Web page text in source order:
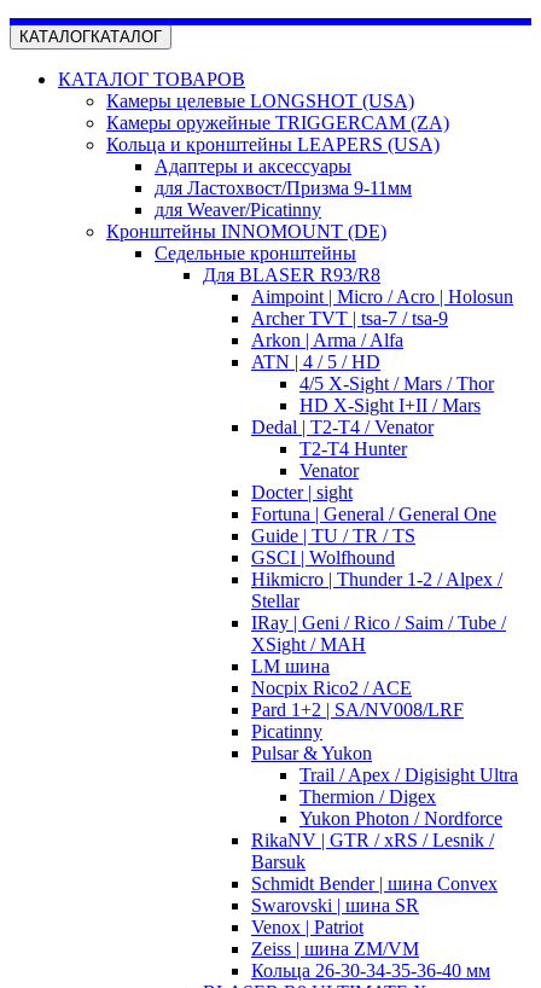
КАТАЛОГКАТАЛОГ
КАТАЛОГ ТОВАРОВ
Камеры целевые LONGSHOT (USA)
Камеры оружейные TRIGGERCAM (ZA)
Кольца и кронштейны LEAPERS (USA)
Адаптеры и аксессуары
для Ластохвост/Призма 9-11мм
для Weaver/Picatinny
Кронштейны INNOMOUNT (DE)
Седельные кронштейны
Для BLASER R93/R8
Aimpoint | Micro / Acro | Holosun
Archer TVT | tsa-7 / tsa-9
Arkon | Arma / Alfa
ATN | 4 / 5 / HD
4/5 X-Sight / Mars / Thor
HD X-Sight I+II / Mars
Dedal | T2-T4 / Venator
T2-T4 Hunter
Venator
Docter | sight
Fortuna | General / General One
Guide | TU / TR / TS
GSCI | Wolfhound
Hikmicro | Thunder 1-2 / Alpex /
Stellar
IRay | Geni / Rico / Saim / Tube /
XSight / MAH
LM шина
Nocpix Rico2 / ACE
Pard 1+2 | SA/NV008/LRF
Picatinny
Pulsar & Yukon
Trail / Apex / Digisight Ultra
Thermion / Digex
Yukon Photon / Nordforce
RikaNV | GTR / xRS / Lesnik /
Barsuk
Schmidt Bender | шина Convex
Swarovski | шина SR
Venox | Patriot
Zeiss | шина ZM/VM
Кольца 26-30-34-35-36-40 мм